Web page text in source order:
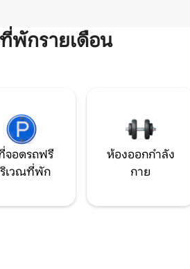
พักรายเดือน
จอดรถฟรี
เวณที่พัก
ห้องออกกำลัง
กาย